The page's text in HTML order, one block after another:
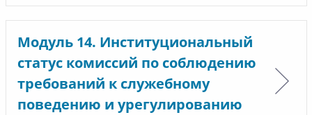
Модуль 14. Институциональный
статус комиссий по соблюдению
требований к служебному
поведению и урегулированию